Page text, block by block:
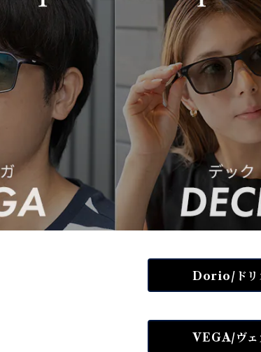
Dorio/ドリ
VEGA/ヴェ